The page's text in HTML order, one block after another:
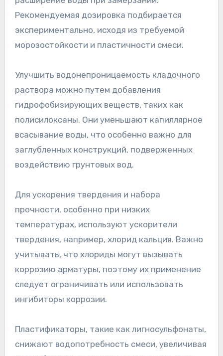
Рекомендуемая дозировка подбирается
экспериментально, исходя из требуемой
морозостойкости и пластичности смеси.
Улучшить водонепроницаемость кладочного
раствора можно путем добавления
гидрофобизирующих веществ, таких как
полисилоксаны. Они уменьшают капиллярное
всасывание воды, что особенно важно для
заглубленных конструкций, подверженных
воздействию грунтовых вод.
Для ускорения твердения и набора
прочности, особенно при низких
температурах, используют ускорители
твердения, например, хлорид кальция. Важно
учитывать, что хлориды могут вызывать
коррозию арматуры, поэтому их применение
следует ограничивать или использовать
ингибиторы коррозии.
Пластификаторы, такие как лигносульфонаты,
снижают водопотребность смеси, увеличивая